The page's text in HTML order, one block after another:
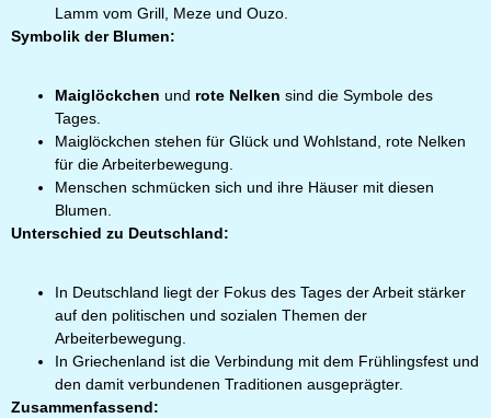
Lamm vom Grill, Meze und Ouzo.
Symbolik der Blumen:
Maiglöckchen und rote Nelken sind die Symbole des
Tages.
Maiglöckchen stehen für Glück und Wohlstand, rote Nelken
für die Arbeiterbewegung.
Menschen schmücken sich und ihre Häuser mit diesen
Blumen.
Unterschied zu Deutschland:
In Deutschland liegt der Fokus des Tages der Arbeit stärker
auf den politischen und sozialen Themen der
Arbeiterbewegung.
In Griechenland ist die Verbindung mit dem Frühlingsfest und
den damit verbundenen Traditionen ausgeprägter.
Zusammenfassend: